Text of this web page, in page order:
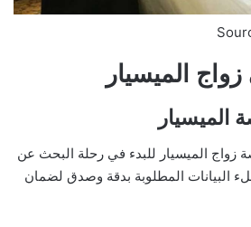
الميسيار
الميسيار
زواج الميسيار للبدء في رحلة البحث عن
البيانات المطلوبة بدقة وصدق لضمان